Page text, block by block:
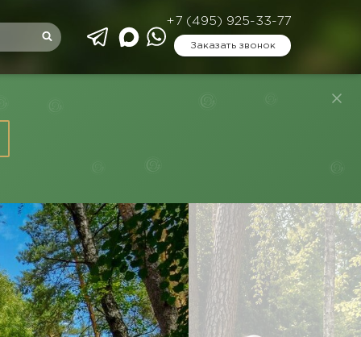
+7 (495) 925-33-77
Заказать звонок